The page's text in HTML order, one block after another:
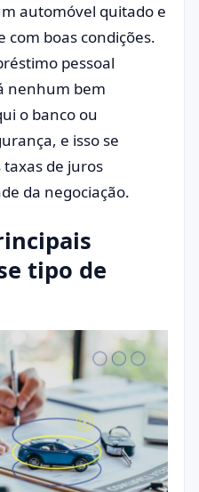
automóvel quitado e
com boas condições.
pessoal
nenhum bem
o banco ou
e isso se
de juros
da negociação.
tipo de